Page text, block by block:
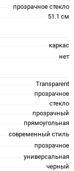
прозрачное стекло
51.1 см
каркас
нет
Transparent
прозрачное
стекло
прозрачный
прямоугольная
современный стиль
прозрачное
универсальная
черный